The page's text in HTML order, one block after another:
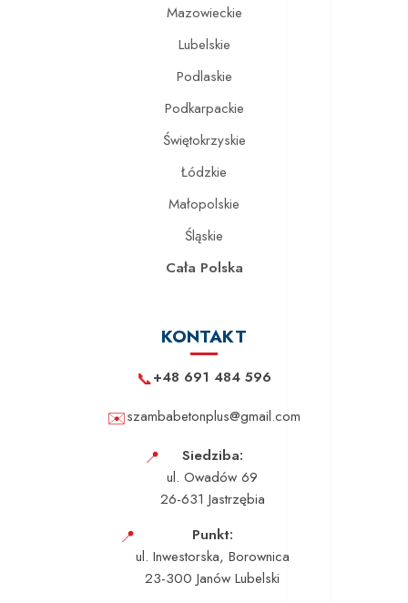
Mazowieckie
Lubelskie
Podlaskie
Podkarpackie
Świętokrzyskie
Łódzkie
Małopolskie
Śląskie
Cała Polska
KONTAKT
📞+48 691 484 596
✉️szambabetonplus@gmail.com
📍
Siedziba:
ul. Owadów 69
26-631 Jastrzębia
📍
Punkt:
ul. Inwestorska, Borownica
23-300 Janów Lubelski